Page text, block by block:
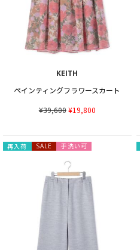
KEITH
ペインティングフラワースカート
¥39,600¥19,800
再入荷 SALE 手洗い可